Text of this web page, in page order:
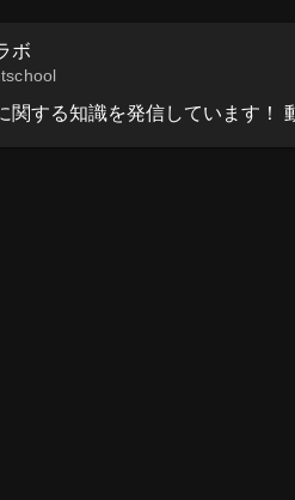
ボ
関する知識を発信しています！